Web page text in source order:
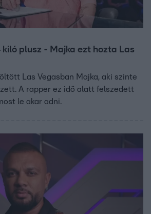
kiló plusz - Majka ezt hozta Las
Las Vegasban Majka, aki szinte
A rapper ez idő alatt felszedett
le akar adni.